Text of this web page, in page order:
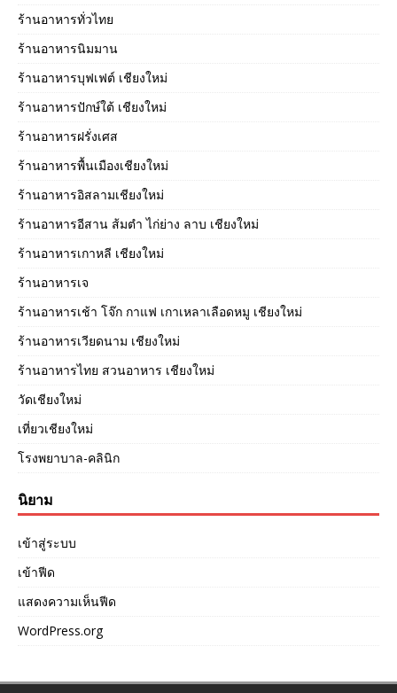
ร้านอาหารทั่วไทย
ร้านอาหารนิมมาน
ร้านอาหารบุฟเฟต์ เชียงใหม่
ร้านอาหารปักษ์ใต้ เชียงใหม่
ร้านอาหารฝรั่งเศส
ร้านอาหารพื้นเมืองเชียงใหม่
ร้านอาหารอิสลามเชียงใหม่
ร้านอาหารอีสาน ส้มตำ ไก่ย่าง ลาบ เชียงใหม่
ร้านอาหารเกาหลี เชียงใหม่
ร้านอาหารเจ
ร้านอาหารเช้า โจ๊ก กาแฟ เกาเหลาเลือดหมู เชียงใหม่
ร้านอาหารเวียดนาม เชียงใหม่
ร้านอาหารไทย สวนอาหาร เชียงใหม่
วัดเชียงใหม่
เที่ยวเชียงใหม่
โรงพยาบาล-คลินิก
นิยาม
เข้าสู่ระบบ
เข้าฟีด
แสดงความเห็นฟีด
WordPress.org